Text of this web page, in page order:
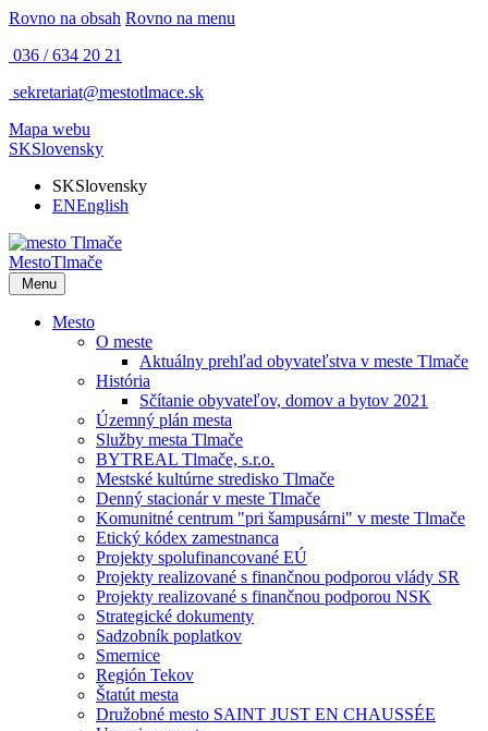
Rovno na obsah Rovno na menu
036 / 634 20 21
sekretariat@mestotlmace.sk
Mapa webu
SKSlovensky
SKSlovensky
ENEnglish
MestoTlmače
Menu
Mesto
O meste
Aktuálny prehľad obyvateľstva v meste Tlmače
História
Sčítanie obyvateľov, domov a bytov 2021
Územný plán mesta
Služby mesta Tlmače
BYTREAL Tlmače, s.r.o.
Mestské kultúrne stredisko Tlmače
Denný stacionár v meste Tlmače
Komunitné centrum "pri šampusárni" v meste Tlmače
Etický kódex zamestnanca
Projekty spolufinancované EÚ
Projekty realizované s finančnou podporou vlády SR
Projekty realizované s finančnou podporou NSK
Strategické dokumenty
Sadzobník poplatkov
Smernice
Región Tekov
Štatút mesta
Družobné mesto SAINT JUST EN CHAUSSÉE